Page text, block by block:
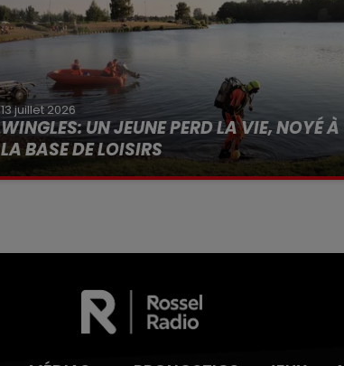
13 juillet 2026
WINGLES: UN JEUNE PERD LA VIE, NOYÉ À
LA BASE DE LOISIRS
La victime a coulé à pic